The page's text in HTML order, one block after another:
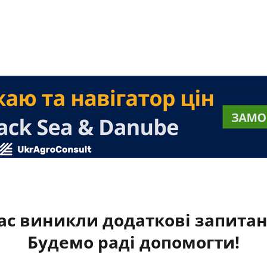
виникли додаткові
Будемо раді допомогти!